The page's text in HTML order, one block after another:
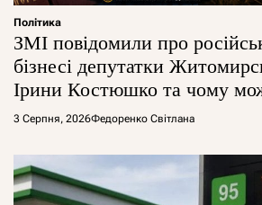
Політика
ЗМІ повідомили про
бізнесі депутатки
Ірини Костюшко та чому
арештувати її активи
3 Серпня, 2026Федоренко Світлана